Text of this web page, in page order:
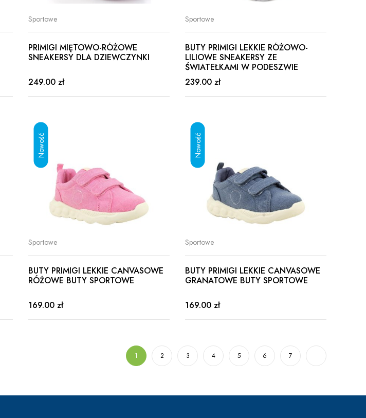
Sportowe
PRIMIGI MIĘTOWO-RÓŻOWE
SNEAKERSY DLA DZIEWCZYNKI
249.00 zł
Sportowe
BUTY PRIMIGI LEKKIE RÓŻOWO-
LILIOWE SNEAKERSY ZE
ŚWIATEŁKAMI W PODESZWIE
239.00 zł
Sportowe
BUTY PRIMIGI LEKKIE CANVASOWE
RÓŻOWE BUTY SPORTOWE
169.00 zł
Sportowe
BUTY PRIMIGI LEKKIE CANVASOWE
GRANATOWE BUTY SPORTOWE
169.00 zł
1 2 3 4 5 6 7